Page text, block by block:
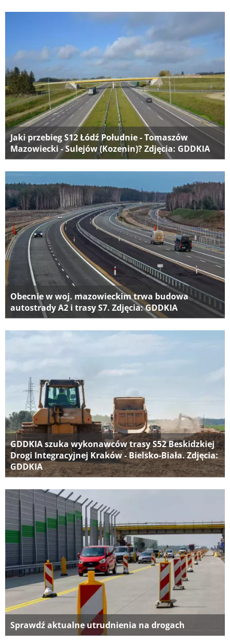
Jaki przebieg S12 Łódź Południe - Tomaszów
Mazowiecki - Sulejów (Kozenin)? Zdjęcia: GDDKIA
Obecnie w woj. mazowieckim trwa budowa
autostrady A2 i trasy S7. Zdjęcia: GDDKIA
GDDKIA szuka wykonawców trasy S52 Beskidzkiej
Drogi Integracyjnej Kraków - Bielsko-Biała. Zdjęcia:
GDDKIA
Sprawdź aktualne utrudnienia na drogach